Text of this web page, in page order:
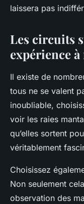
laissera pas
Les circuits
expérience
Il existe de
tous ne se valent
inoubliable,
voir les raies
qu’elles sortent
véritablement
Choisissez
Non seulement
observation des